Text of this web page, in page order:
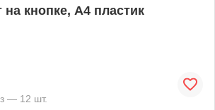
на кнопке, A4 пластик
— 12 шт.